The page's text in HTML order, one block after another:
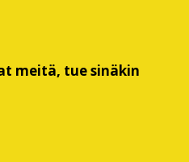
meitä, tue sinäkin